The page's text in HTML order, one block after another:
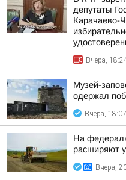
депутаты
Карачаево-
Вчера,
Музей-
одержал
Вчера, 18:07
На
расширяют
Вчера,